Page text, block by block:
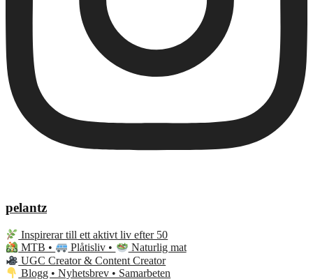
pelantz
Inspirerar till ett aktivt liv efter 50
MTB •
Plåtisliv •
Naturlig mat
UGC Creator & Content Creator
Blogg • Nyhetsbrev • Samarbeten